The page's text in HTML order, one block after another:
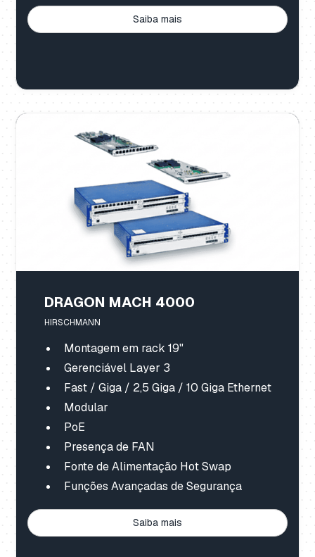
Saiba mais
DRAGON MACH 4000
HIRSCHMANN
Montagem em rack 19"
Gerenciável Layer 3
Fast / Giga / 2,5 Giga / 10 Giga Ethernet
Modular
PoE
Presença de FAN
Fonte de Alimentação Hot Swap
Funções Avançadas de Segurança
Saiba mais